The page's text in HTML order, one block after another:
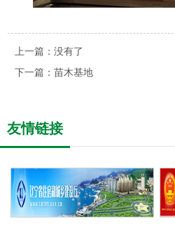
上一篇：没有了
下一篇：苗木基地
友情链接